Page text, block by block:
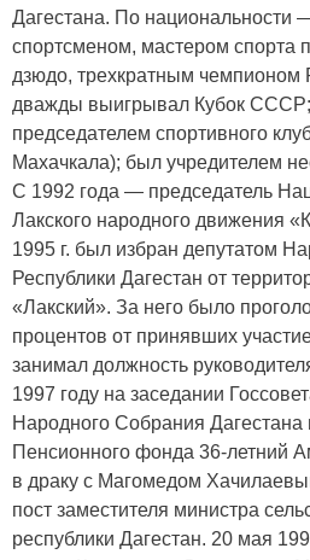
Дагестана. По национальности
спортсменом, мастером спорта
дзюдо, трехкратным чемпионом
дважды выигрывал Кубок
председателем спортивного
Махачкала); был учредителем
С 1992 года — председатель
Лакского народного движения
1995 г. был избран депутатом
Республики Дагестан от
«Лакский». За него было
процентов от принявших
занимал должность
1997 году на заседании
Народного Собрания Дагестана
Пенсионного фонда 36-летний
в драку с Магомедом
пост заместителя министра
республики Дагестан. 20 мая